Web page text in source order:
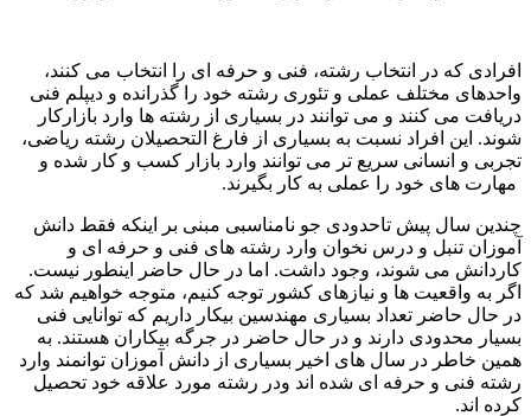
افرادی که در انتخاب رشته، فنی و حرفه ای را انتخاب می کنند،
واحدهای مختلف عملی و تئوری رشته خود را گذرانده و دیپلم فنی
دریافت می کنند و می توانند در بسیاری از رشته ها وارد بازارکار
شوند. این افراد نسبت به بسیاری از فارغ التحصیلان رشته ریاضی،
تجربی و انسانی سریع تر می توانند وارد بازار کسب و کار شده و
مهارت های خود را عملی به کار بگیرند.
چندین سال پیش تاحدودی جو نامناسبی مبنی بر اینکه فقط دانش
آموزان تنبل و درس نخوان وارد رشته های فنی و حرفه ای و
کاردانش می شوند، وجود داشت. اما در حال حاضر اینطور نیست.
اگر به واقعیت ها و نیازهای کشور توجه کنیم، متوجه خواهیم شد که
در حال حاضر تعداد بسیاری مهندسین بیکار داریم که توانایی فنی
بسیار محدودی دارند و در حال حاضر در جرگه بیکاران هستند. به
همین خاطر در سال های اخیر بسیاری از دانش آموزان توانمند وارد
رشته فنی و حرفه ای شده اند ودر رشته مورد علاقه خود تحصیل
کرده اند.